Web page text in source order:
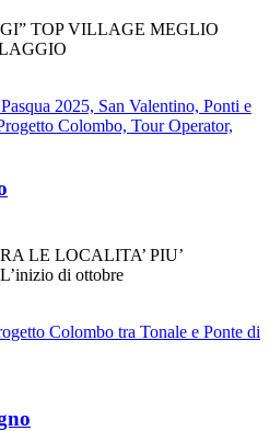
TOP VILLAGE MEGLIO
LE LOCALITA’ PIU’
di ottobre